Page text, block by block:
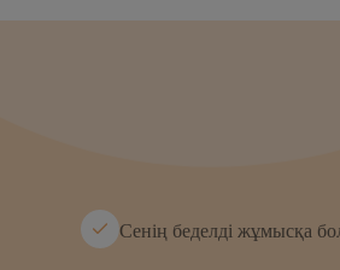
Сенің беделді жұмысқа